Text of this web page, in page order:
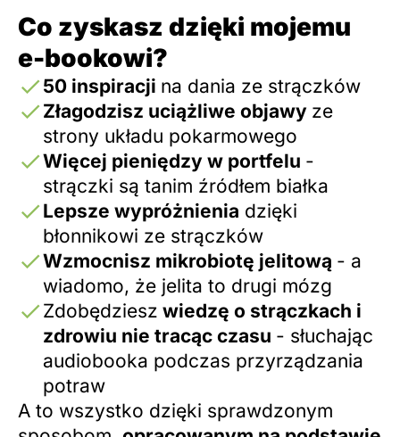
Co zyskasz dzięki mojemu
e-bookowi?
50 inspiracji na dania ze strączków
Złagodzisz uciążliwe objawy ze
strony układu pokarmowego
Więcej pieniędzy w portfelu -
strączki są tanim źródłem białka
Lepsze wypróżnienia dzięki
błonnikowi ze strączków
Wzmocnisz mikrobiotę jelitową - a
wiadomo, że jelita to drugi mózg
Zdobędziesz wiedzę o strączkach i
zdrowiu nie tracąc czasu - słuchając
audiobooka podczas przyrządzania
potraw
A to wszystko dzięki sprawdzonym